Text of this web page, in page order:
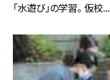
「水遊び」の学習。 仮校...